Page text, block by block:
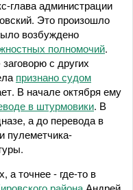
глава администрации
Это произошло
возбуждено
полномочий.
с других
признано судом
В начале октября ему
в штурмовики. В
а до перевода в
пулеметчика-
а точнее - где-то в